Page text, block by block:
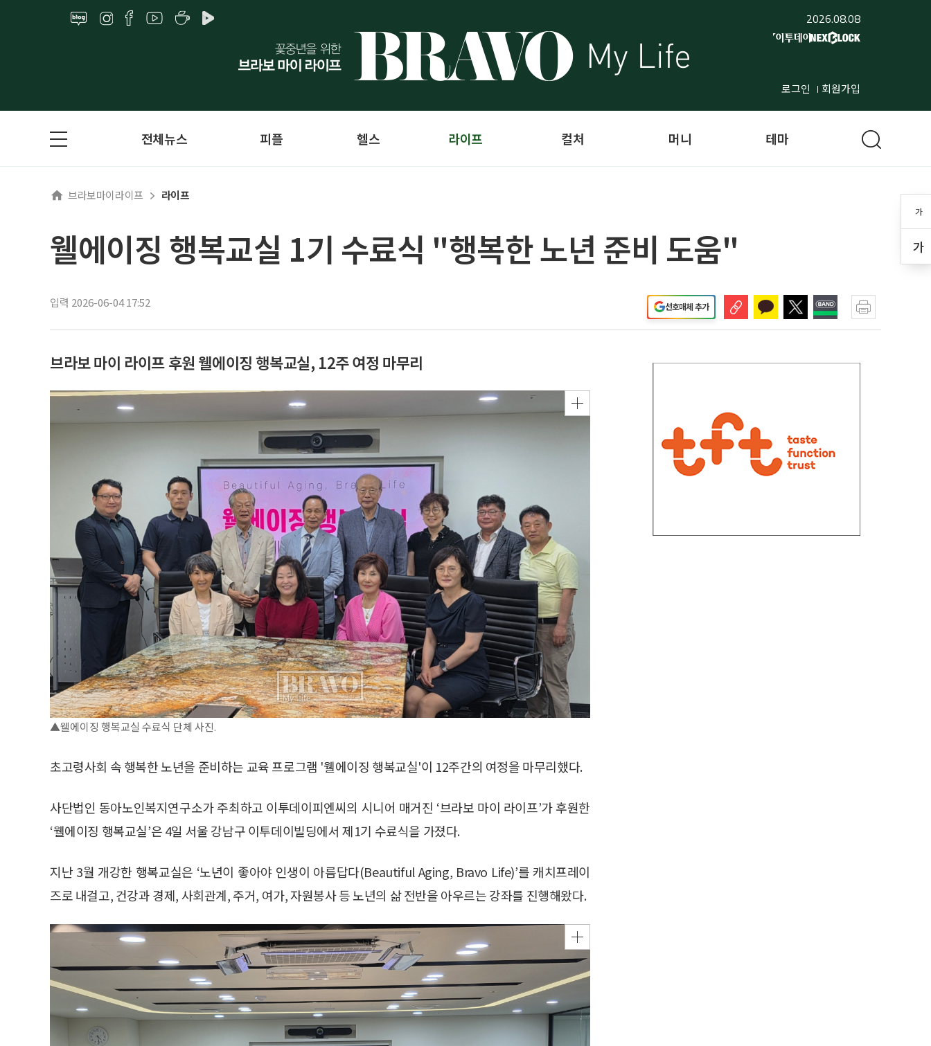
2026.08.08
로그인 회원가입
가
가
전체뉴스 피플 헬스 라이프 컬처 머니 테마
브라보마이라이프 라이프
웰에이징 행복교실 1기 수료식 "행복한 노년 준비 도움"
입력 2026-06-04 17:52 선호매체 추가
브라보 마이 라이프 후원 웰에이징 행복교실, 12주 여정 마무리
▲웰에이징 행복교실 수료식 단체 사진.
초고령사회 속 행복한 노년을 준비하는 교육 프로그램 '웰에이징 행복교실'이 12주간의 여정을 마무리했다.
사단법인 동아노인복지연구소가 주최하고 이투데이피엔씨의 시니어 매거진 ‘브라보 마이 라이프’가 후원한
‘웰에이징 행복교실’은 4일 서울 강남구 이투데이빌딩에서 제1기 수료식을 가졌다.
지난 3월 개강한 행복교실은 ‘노년이 좋아야 인생이 아름답다(Beautiful Aging, Bravo Life)’를 캐치프레이
즈로 내걸고, 건강과 경제, 사회관계, 주거, 여가, 자원봉사 등 노년의 삶 전반을 아우르는 강좌를 진행해왔다.